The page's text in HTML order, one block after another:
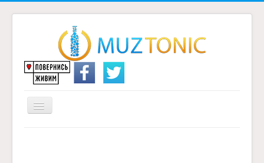
Перемикач
навігації